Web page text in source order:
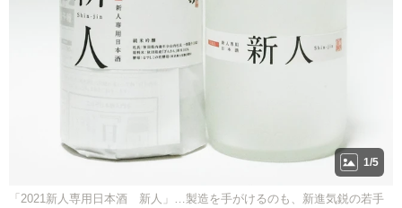
1/5
「2021新人専用日本酒 新人」…製造を手がけるのも、新進気鋭の若手